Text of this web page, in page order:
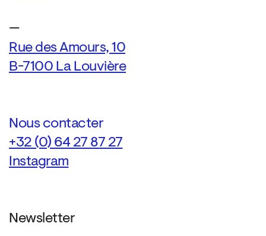
—
Rue des Amours, 10
B-7100 La Louvière
Nous contacter
+32 (0) 64 27 87 27
Instagram
Newsletter